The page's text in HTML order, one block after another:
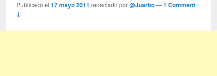
Publicado el17 mayo 2011 redactado por@Juarbo —1 Comment
↓